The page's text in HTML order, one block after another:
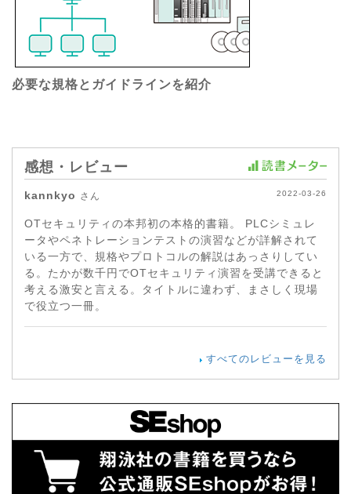
必要な規格とガイドラインを紹介
感想・レビュー
kannkyo さん 2022-03-26
OTセキュリティの本邦初の本格的書籍。 PLCシミュレ
ータやペネトレーションテストの演習などが詳解されて
いる一方で、規格やプロトコルの解説はあっさりしてい
る。たかが数千円でOTセキュリティ演習を受講できると
考える激安と言える。タイトルに違わず、まさしく現場
で役立つ一冊。
すべてのレビューを見る